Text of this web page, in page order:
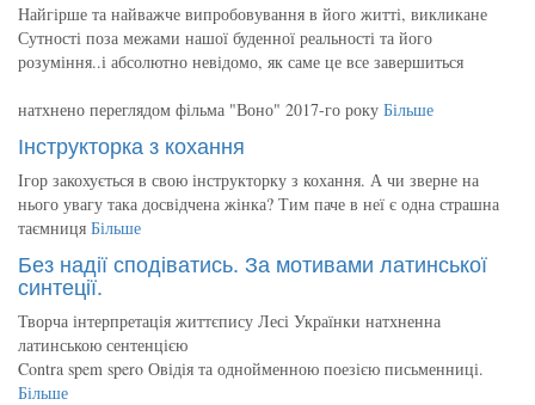
Найгірше та найважче випробовування в його житті, викликане
Сутності поза межами нашої буденної реальності та його
розуміння..і абсолютно невідомо, як саме це все завершиться
натхнено переглядом фільма "Воно" 2017-го року Більше
Інструкторка з кохання
Ігор закохується в свою інструкторку з кохання. А чи зверне на
нього увагу така досвідчена жінка? Тим паче в неї є одна страшна
таємниця Більше
Без надії сподіватись. За мотивами латинської
синтеції.
Творча інтерпретація життєпису Лесі Українки натхненна
латинською сентенцією
Contra spem spero Овідія та однойменною поезією письменниці.
Більше